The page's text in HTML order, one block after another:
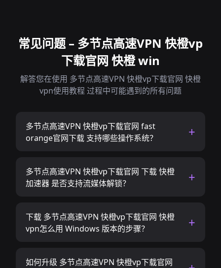
常见问题 – 多节点高速VPN 快橙vp
下载官网 快橙 win
解答您在使用 多节点高速VPN 快橙vp下载官网 快橙
vpn使用教程 过程中可能遇到的所有问题
多节点高速VPN 快橙vp下载官网 fast
orange官网下载 支持哪些操作系统？
多节点高速VPN 快橙vp下载官网 下载 快橙
加速器 是否支持流媒体解锁？
下载 多节点高速VPN 快橙vp下载官网 快橙
vpn怎么用 Windows 版本的步骤？
如何升级 多节点高速VPN 快橙vp下载官网